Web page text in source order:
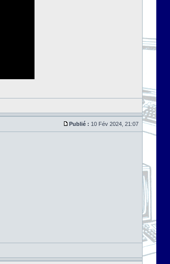
Publié : 10 Fév 2024, 21:07